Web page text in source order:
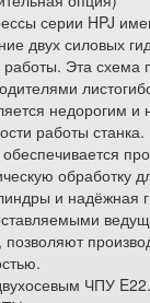
серии HPJ
двух силовых
работы. Эта схема
недорогим
работы станка.
обработку
и надёжная
ЧПУ